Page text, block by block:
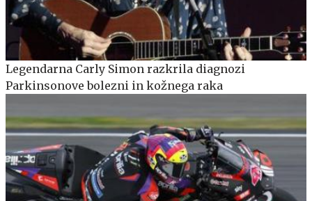
Legendarna Carly Simon razkrila diagnozi
Parkinsonove bolezni in kožnega raka